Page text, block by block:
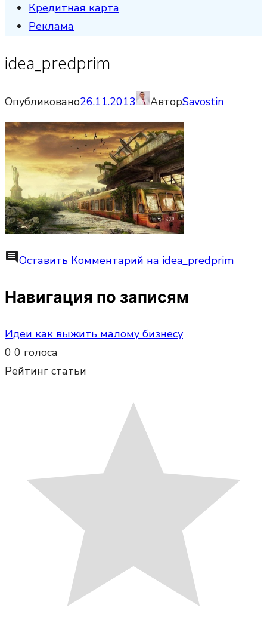
Кредитная карта
Реклама
idea_predprim
Опубликовано26.11.2013 АвторSavostin
commentОставить Комментарий на idea_predprim
Навигация по записям
Идеи как выжить малому бизнесу
0 0 голоса
Рейтинг статьи